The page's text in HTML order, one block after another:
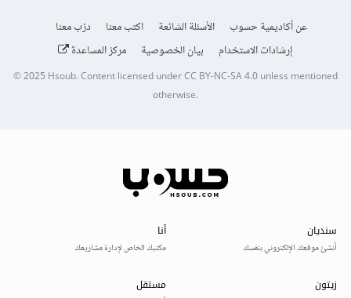
عن أكاديمية حسوب الأسئلة الشائعة اكتب معنا
درّب معنا
إرشادات الاستخدام
بيان الخصوصية مركز المساعدة
© 2025Hsoub.Content licensed underCC BY-NC-SA 4.0unless mentioned
otherwise.